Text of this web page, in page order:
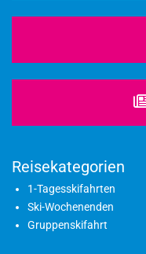
Reisekategorien
1-Tagesskifahrten
Ski-Wochenenden
Gruppenskifahrt